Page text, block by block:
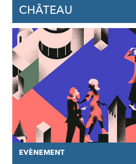
CHÂTEAU
EVÈNEMENT